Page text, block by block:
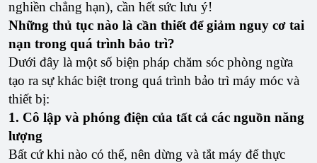
nghiền chẳng hạn), cần hết sức lưu ý!
Những thủ tục nào là cần thiết để giảm nguy cơ tai
nạn trong quá trình bảo trì?
Dưới đây là một số biện pháp chăm sóc phòng ngừa
tạo ra sự khác biệt trong quá trình bảo trì máy móc và
thiết bị:
1. Cô lập và phóng điện của tất cả các nguồn năng
lượng
Bất cứ khi nào có thể, nên dừng và tắt máy để thực